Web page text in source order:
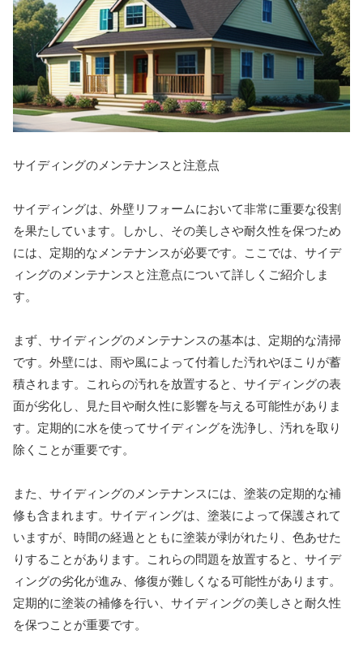
サイディングのメンテナンスと注意点
サイディングは、外壁リフォームにおいて非常に重要な役割
を果たしています。しかし、その美しさや耐久性を保つため
には、定期的なメンテナンスが必要です。ここでは、サイデ
ィングのメンテナンスと注意点について詳しくご紹介しま
す。
まず、サイディングのメンテナンスの基本は、定期的な清掃
です。外壁には、雨や風によって付着した汚れやほこりが蓄
積されます。これらの汚れを放置すると、サイディングの表
面が劣化し、見た目や耐久性に影響を与える可能性がありま
す。定期的に水を使ってサイディングを洗浄し、汚れを取り
除くことが重要です。
また、サイディングのメンテナンスには、塗装の定期的な補
修も含まれます。サイディングは、塗装によって保護されて
いますが、時間の経過とともに塗装が剥がれたり、色あせた
りすることがあります。これらの問題を放置すると、サイデ
ィングの劣化が進み、修復が難しくなる可能性があります。
定期的に塗装の補修を行い、サイディングの美しさと耐久性
を保つことが重要です。